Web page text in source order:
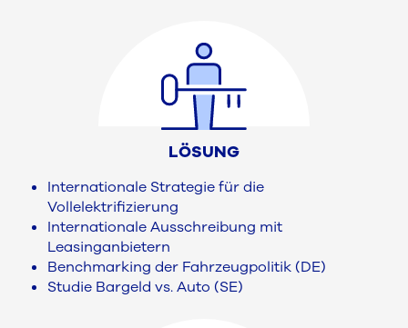
LÖSUNG
Internationale Strategie für die
Vollelektrifizierung
Internationale Ausschreibung mit
Leasinganbietern
Benchmarking der Fahrzeugpolitik (DE)
Studie Bargeld vs. Auto (SE)